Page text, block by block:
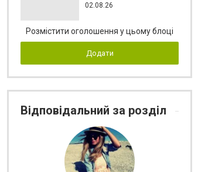
02.08.26
Розмістити оголошення у цьому блоці
Додати
Відповідальний за розділ